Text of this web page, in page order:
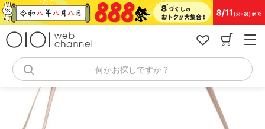
コ
ン
何かお探しですか？